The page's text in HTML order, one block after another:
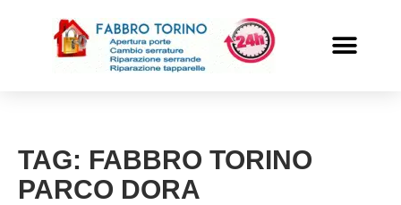
TAG: FABBRO TORINO
PARCO DORA